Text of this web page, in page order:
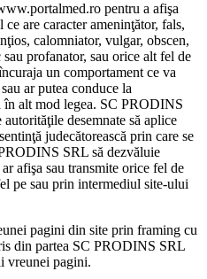
pentru a afişa
are caracter ameninţător, fals,
calomniator, vulgar, obscen,
profanator, sau orice alt fel de
un comportament ce va
ar putea conduce la
în alt mod legea. SC PRODINS
desemnate să aplice
judecătorească prin care se
SRL să dezvăluie
afişa sau transmite orice fel de
pe sau prin intermediul site-ului
pagini din site prin framing cu
din partea SC PRODINS SRL
vreunei pagini.